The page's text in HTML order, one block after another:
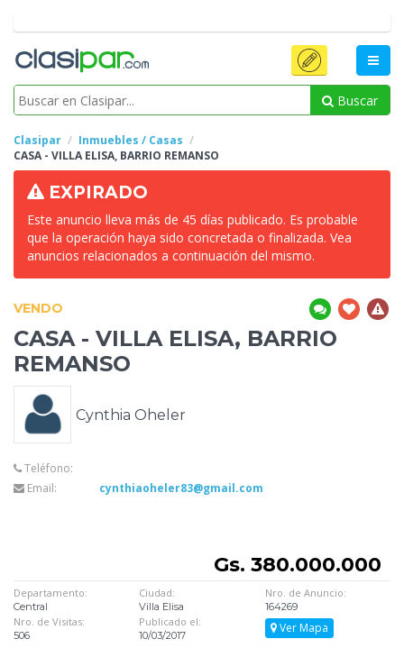
Buscar
Clasipar
Inmuebles / Casas
CASA - VILLA ELISA, BARRIO REMANSO
EXPIRADO
Este anuncio lleva más de 45 días publicado. Es probable
que la operación haya sido concretada o finalizada. Vea
anuncios relacionados a continuación del mismo.
VENDO
CASA - VILLA ELISA, BARRIO
REMANSO
Cynthia Oheler
Teléfono:
Email:
cynthiaoheler83@gmail.com
Gs. 380.000.000
Departamento:
Central
Ciudad:
Villa Elisa
Nro. de Anuncio:
164269
Nro. de Visitas:
506
Publicado el:
10/03/2017
Ver Mapa